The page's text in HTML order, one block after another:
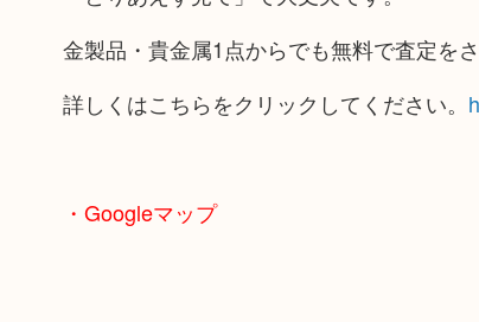
金製品・貴金属1点からでも無料で査定を
詳しくはこちらをクリックしてください。
・Googleマップ